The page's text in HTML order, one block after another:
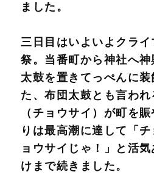
ました。
三日目はいよいよクラ
祭。当番町から神社へ神
太鼓を置きてっぺんに
た、布団太鼓とも言わ
（チョウサイ）が町を
りは最高潮に達して「
ョウサイじゃ！」と活
けまで続きました。